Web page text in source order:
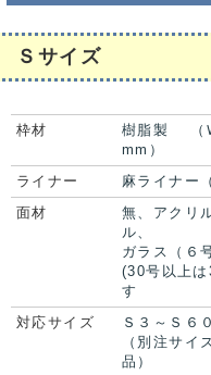
Ｓサイズ
枠材
樹脂製 （
mm）
ライナー 麻ライナー
面材
無、アクリ
ル、
ガラス（６
(30号以上は
す
対応サイズ
Ｓ３～Ｓ６０
（別注サイ
品）